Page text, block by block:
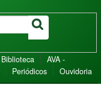
Biblioteca
AVA -
Periódicos Ouvidoria